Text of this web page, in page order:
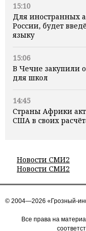
15:10
Для иностранных
России, будет
языку
15:06
В Чечне закупили
для школ
14:45
Страны Африки
США в своих
Новости СМИ2
Новости СМИ2
© 2004—2026 «Грозный-
Все права на